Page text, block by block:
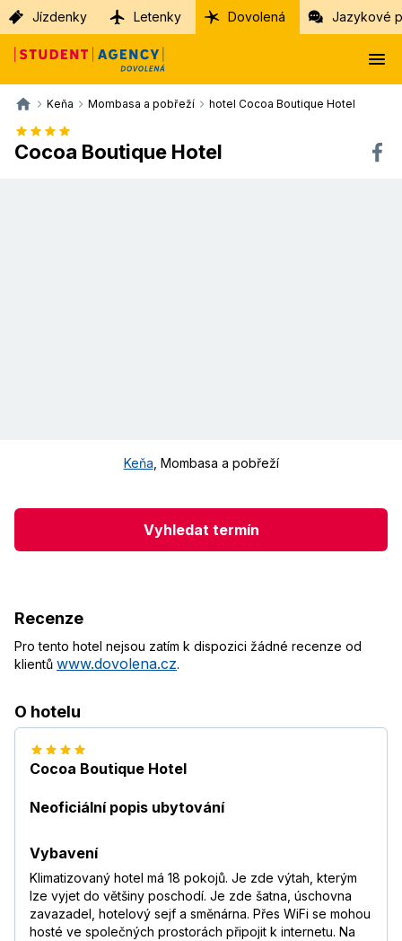
Jízdenky Letenky Dovolená Jazykové
Keňa Mombasa a pobřeží hotel Cocoa Boutique Hotel
Cocoa Boutique Hotel
Keňa Mombasa a pobřeží
Vyhledat termín
Recenze
Pro tento hotel nejsou zatím k dispozici žádné recenze od
klientů www.dovolena.cz.
O hotelu
Cocoa Boutique Hotel
Neoficiální popis ubytování
Vybavení
Klimatizovaný hotel má 18 pokojů. Je zde výtah, kterým
lze vyjet do většiny poschodí. Je zde šatna, úschovna
zavazadel, hotelový sejf a směnárna. Přes WiFi se mohou
hosté ve společných prostorách připojit k internetu. Na